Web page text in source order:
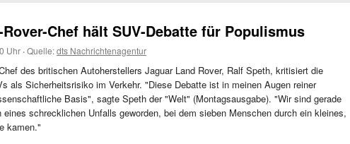
Chef hält SUV-Debatte für Populismus
Uhr ·Quelle:dts Nachrichtenagentur
des britischen Autoherstellers Jaguar Land Rover, Ralf Speth, kritisiert die
als Sicherheitsrisiko im Verkehr. "Diese Debatte ist in meinen Augen reiner
Basis", sagte Speth der "Welt" (Montagsausgabe). "Wir sind gerade
schrecklichen Unfalls geworden, bei dem sieben Menschen durch ein kleines,
kamen."